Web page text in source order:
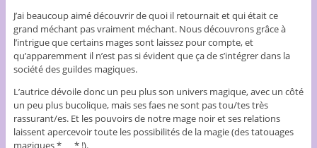
J’ai beaucoup aimé découvrir de quoi il retournait et qui était ce
grand méchant pas vraiment méchant. Nous découvrons grâce à
l’intrigue que certains mages sont laissez pour compte, et
qu’apparemment il n’est pas si évident que ça de s’intégrer dans la
société des guildes magiques.
L’autrice dévoile donc un peu plus son univers magique, avec un côté
un peu plus bucolique, mais ses faes ne sont pas tou/tes très
rassurant/es. Et les pouvoirs de notre mage noir et ses relations
laissent apercevoir toute les possibilités de la magie (des tatouages
magiques *___* !).